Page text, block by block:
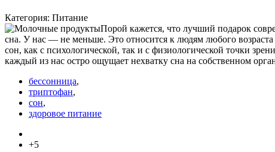
Категория: Питание
Порой кажется, что лучший подарок
сна. У нас — не меньше. Это относится к людям любого
сон, как с психологической, так и с физиологической точки
каждый из нас остро ощущает нехватку сна на собственном
бессонница,
триптофан,
сон,
здоровое питание
+5